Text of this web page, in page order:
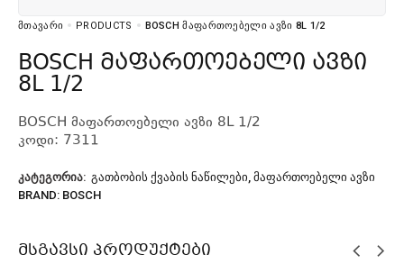
ᲛᲗᲐᲕᲐᲠᲘ PRODUCTS BOSCH ᲛᲐᲤᲐᲠᲗᲝᲔᲑᲔᲚᲘ ᲐᲕᲖᲘ 8L 1/2
BOSCH მაფართოებელი ავზი
8L 1/2
BOSCH მაფართოებელი ავზი 8L 1/2
კოდი: 7311
ᲙᲐᲢᲔᲒᲝᲠᲘᲐ: ᲒᲐᲗᲑᲝᲑᲘᲡ ᲥᲕᲐᲑᲘᲡ ᲜᲐᲬᲘᲚᲔᲑᲘ, ᲛᲐᲤᲐᲠᲗᲝᲔᲑᲔᲚᲘ ᲐᲕᲖᲘ
BRAND: BOSCH
Მსგავსი Პროდუქტები